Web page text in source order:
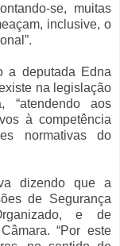
se, muitas
inclusive, o
a deputada Edna
na legislação
“atendendo aos
à competência
normativas do
dizendo que a
de Segurança
e de
“Por este